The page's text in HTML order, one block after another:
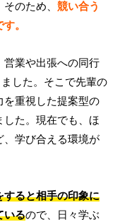
そのため、競い合う
。
営業や出張への同行
した。そこで先輩の
を重視した提案型の
た。現在でも、ほ
、学び合える環境が
すると相手の印象に
いるので、日々学ぶ